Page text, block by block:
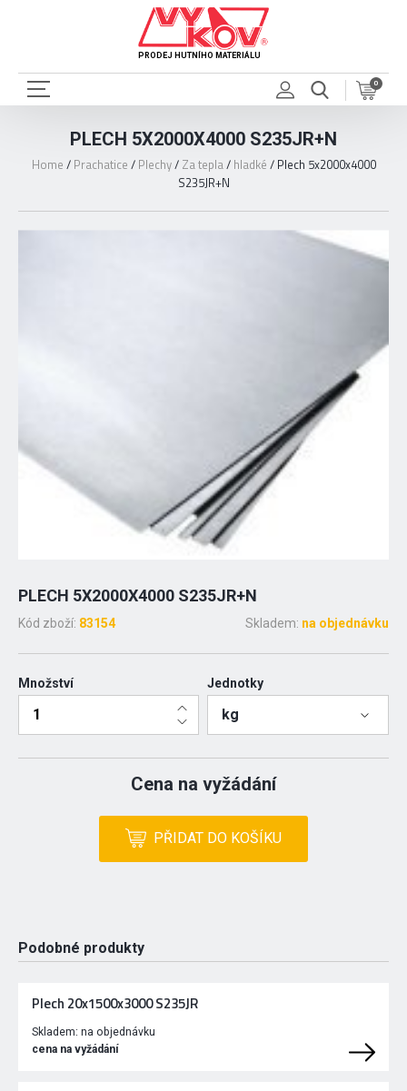
PRODEJ HUTNÍHO MATERIÁLU
0
PLECH 5X2000X4000 S235JR+N
Home / Prachatice / Plechy/ Za tepla/ hladké / Plech 5x2000x4000
S235JR+N
PLECH 5X2000X4000 S235JR+N
Kód zboží: 83154 Skladem: na objednávku
Množství Jednotky
kg
Cena na vyžádání
PŘIDAT DO KOŠÍKU
Podobné produkty
Plech 20x1500x3000 S235JR
Skladem: na objednávku
cena na vyžádání